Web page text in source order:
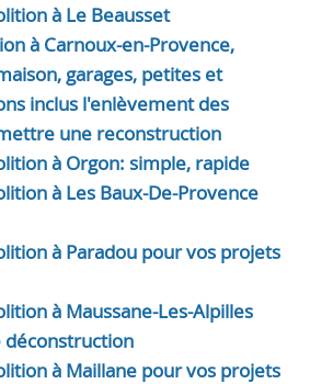
à Le Beausset
à Carnoux-en-Provence,
garages, petites et
inclus l'enlèvement des
une reconstruction
à Orgon: simple, rapide
à Les Baux-De-Provence
à Paradou pour vos projets
à Maussane-Les-Alpilles
déconstruction
à Maillane pour vos projets